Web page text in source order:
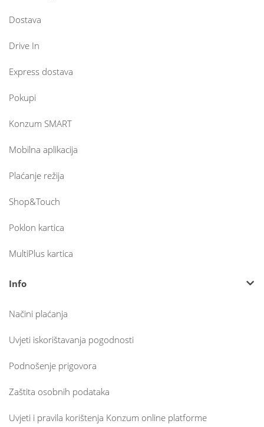
Dostava
Drive In
Express dostava
Pokupi
Konzum SMART
Mobilna aplikacija
Plaćanje režija
Shop&Touch
Poklon kartica
MultiPlus kartica
Info
Načini plaćanja
Uvjeti iskorištavanja pogodnosti
Podnošenje prigovora
Zaštita osobnih podataka
Uvjeti i pravila korištenja Konzum online platforme